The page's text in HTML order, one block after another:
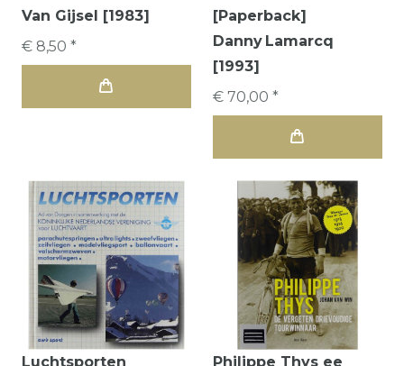
Van Gijsel [1983]
€ 8,50 *
[Paperback]
Danny Lamarcq
[1993]
€ 70,00 *
Luchtsporten Philippe Thys ee